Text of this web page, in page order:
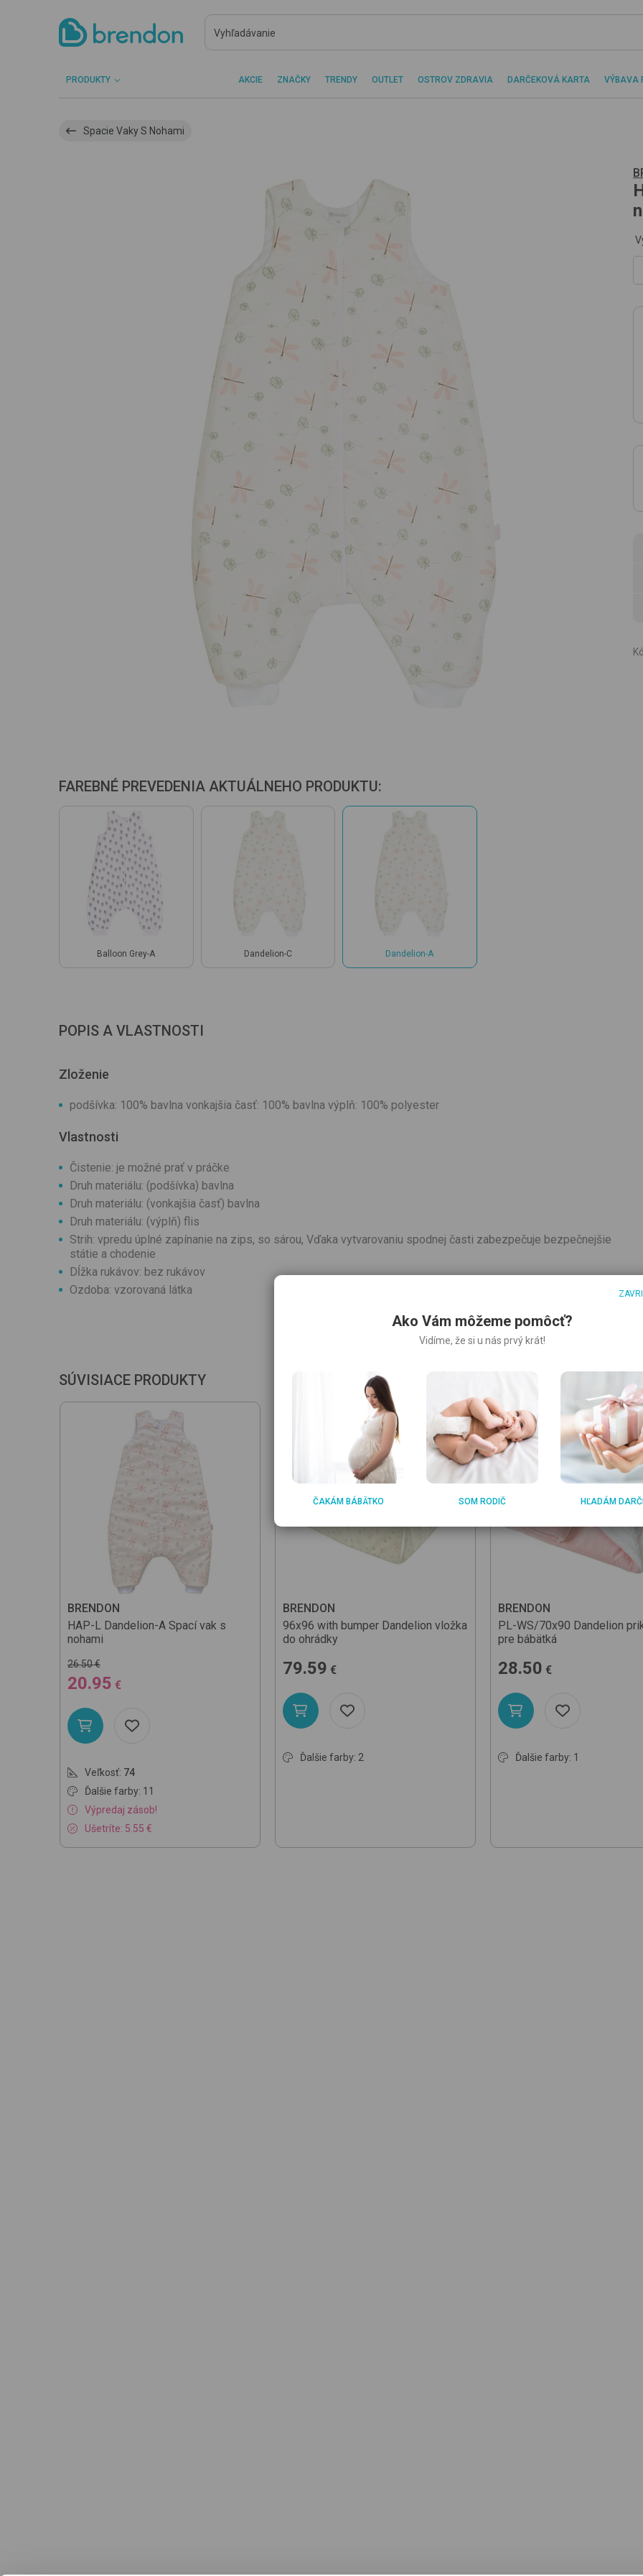
PRODUKTY AKCIE ZNAČKY TRENDY OUTLET OSTROV ZDRAVIA DARČEKOVÁ KARTA VÝBAVA
Spacie Vaky S Nohami
FAREBNÉ PREVEDENIA AKTUÁLNEHO PRODUKTU:
Balloon Grey-A Dandelion-C Dandelion-A
POPIS A VLASTNOSTI
Zloženie
podšívka: 100% bavlna vonkajšia časť: 100% bavlna výplň: 100% polyester
Vlastnosti
Čistenie: je možné prať v práčke
Druh materiálu: (podšívka) bavlna
Druh materiálu: (vonkajšia časť) bavlna
Druh materiálu: (výplň) flis
Strih: vpredu úplné zapínanie na zips, so sárou, Vďaka vytvarovaniu spodnej časti zabezpečuje bezpečnejšie
státie a chodenie
Dĺžka rukávov: bez rukávov
Ozdoba: vzorovaná látka
SÚVISIACE PRODUKTY
BRENDON
HAP-L Dandelion-A Spací vak s
nohami
26.50 €
20.95 €
Veľkosť: 74
Ďalšie farby: 11
Výpredaj zásob!
Ušetríte: 5.55 €
BRENDON
96x96 with bumper Dandelion vložka
do ohrádky
79.59 €
Ďalšie farby: 2
BRENDON
PL-WS/70x90 Dandelion
pre bábätká
28.50 €
Ďalšie farby: 1
Ako Vám môžeme pomôcť?
Vidíme, že si u nás prvý krát!
ČAKÁM BÁBÄTKO SOM RODIČ HĽADÁM